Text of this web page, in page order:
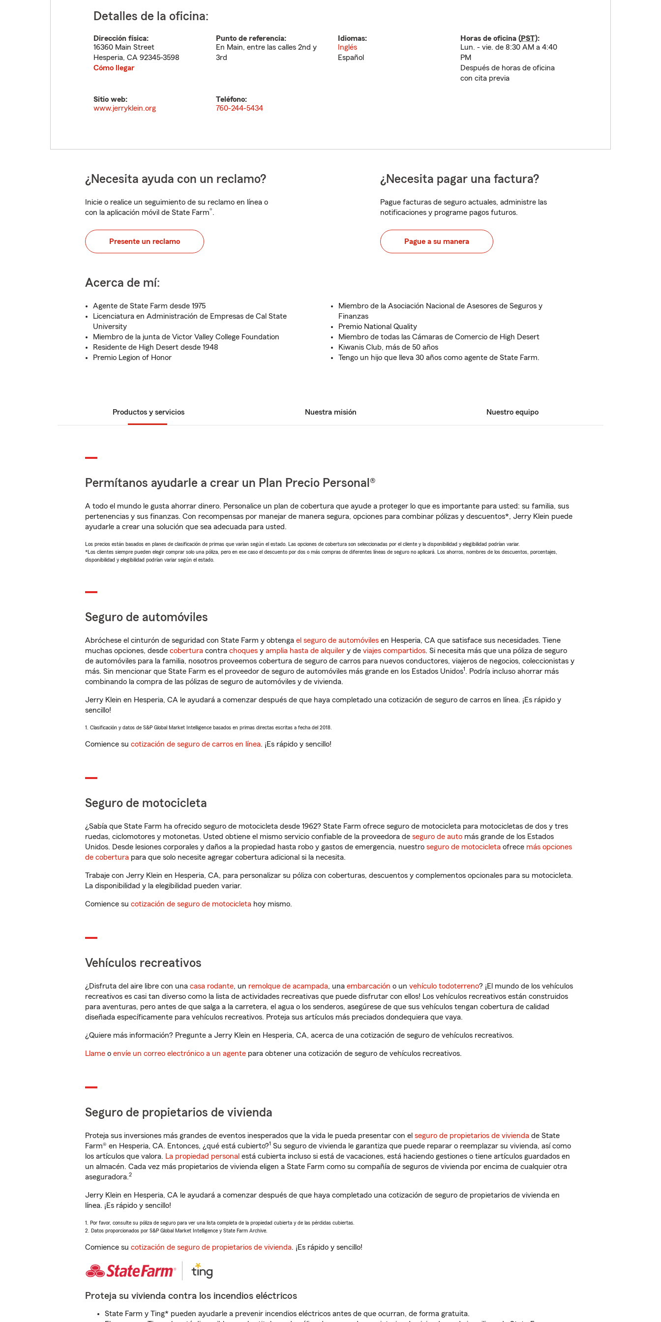
Detalles de la oficina:
Dirección física:
16360 Main Street
Hesperia, CA 92345-3598
Cómo llegar
Punto de referencia:
En Main, entre las calles 2nd y
3rd
Idiomas:
Inglés
Español
Horas de oficina (PST):
Lun. - vie. de 8:30 AM a 4:40
PM
Después de horas de oficina
con cita previa
Sitio web:
www.jerryklein.org
Teléfono:
760-244-5434
¿Necesita ayuda con un reclamo?
Inicie o realice un seguimiento de su reclamo en línea o
con la aplicación móvil de State Farm®.
Presente un reclamo
¿Necesita pagar una factura?
Pague facturas de seguro actuales, administre las
notificaciones y programe pagos futuros.
Pague a su manera
Acerca de mí:
Agente de State Farm desde 1975
Licenciatura en Administración de Empresas de Cal State
University
Miembro de la junta de Victor Valley College Foundation
Residente de High Desert desde 1948
Premio Legion of Honor
Miembro de la Asociación Nacional de Asesores de Seguros y
Finanzas
Premio National Quality
Miembro de todas las Cámaras de Comercio de High Desert
Kiwanis Club, más de 50 años
Tengo un hijo que lleva 30 años como agente de State Farm.
Productos y servicios Nuestra misión Nuestro equipo
Permítanos ayudarle a crear un Plan Precio Personal®
A todo el mundo le gusta ahorrar dinero. Personalice un plan de cobertura que ayude a proteger lo que es importante para usted: su familia, sus
pertenencias y sus finanzas. Con recompensas por manejar de manera segura, opciones para combinar pólizas y descuentos*, Jerry Klein puede
ayudarle a crear una solución que sea adecuada para usted.
Los precios están basados en planes de clasificación de primas que varían según el estado. Las opciones de cobertura son seleccionadas por el cliente y la disponibilidad y elegibilidad podrían variar.
*Los clientes siempre pueden elegir comprar solo una póliza, pero en ese caso el descuento por dos o más compras de diferentes líneas de seguro no aplicará. Los ahorros, nombres de los descuentos, porcentajes,
disponibilidad y elegibilidad podrían variar según el estado.
Seguro de automóviles
Abróchese el cinturón de seguridad con State Farm y obtenga el seguro de automóviles en Hesperia, CA que satisface sus necesidades. Tiene
muchas opciones, desde cobertura contra choques y amplia hasta de alquiler y de viajes compartidos. Si necesita más que una póliza de seguro
de automóviles para la familia, nosotros proveemos cobertura de seguro de carros para nuevos conductores, viajeros de negocios, coleccionistas y
más. Sin mencionar que State Farm es el proveedor de seguro de automóviles más grande en los Estados Unidos1. Podría incluso ahorrar más
combinando la compra de las pólizas de seguro de automóviles y de vivienda.
Jerry Klein en Hesperia, CA le ayudará a comenzar después de que haya completado una cotización de seguro de carros en línea. ¡Es rápido y
sencillo!
1. Clasificación y datos de S&P Global Market Intelligence basados en primas directas escritas a fecha del 2018.
Comience su cotización de seguro de carros en línea. ¡Es rápido y sencillo!
Seguro de motocicleta
¿Sabía que State Farm ha ofrecido seguro de motocicleta desde 1962? State Farm ofrece seguro de motocicleta para motocicletas de dos y tres
ruedas, ciclomotores y motonetas. Usted obtiene el mismo servicio confiable de la proveedora de seguro de auto más grande de los Estados
Unidos. Desde lesiones corporales y daños a la propiedad hasta robo y gastos de emergencia, nuestro seguro de motocicleta ofrece más opciones
de cobertura para que solo necesite agregar cobertura adicional si la necesita.
Trabaje con Jerry Klein en Hesperia, CA, para personalizar su póliza con coberturas, descuentos y complementos opcionales para su motocicleta.
La disponibilidad y la elegibilidad pueden variar.
Comience su cotización de seguro de motocicleta hoy mismo.
Vehículos recreativos
¿Disfruta del aire libre con una casa rodante, un remolque de acampada, una embarcación o un vehículo todoterreno? ¡El mundo de los vehículos
recreativos es casi tan diverso como la lista de actividades recreativas que puede disfrutar con ellos! Los vehículos recreativos están construidos
para aventuras, pero antes de que salga a la carretera, el agua o los senderos, asegúrese de que sus vehículos tengan cobertura de calidad
diseñada específicamente para vehículos recreativos. Proteja sus artículos más preciados dondequiera que vaya.
¿Quiere más información? Pregunte a Jerry Klein en Hesperia, CA, acerca de una cotización de seguro de vehículos recreativos.
Llame o envíe un correo electrónico a un agente para obtener una cotización de seguro de vehículos recreativos.
Seguro de propietarios de vivienda
Proteja sus inversiones más grandes de eventos inesperados que la vida le pueda presentar con el seguro de propietarios de vivienda de State
Farm® en Hesperia, CA. Entonces, ¿qué está cubierto?1 Su seguro de vivienda le garantiza que puede reparar o reemplazar su vivienda, así como
los artículos que valora. La propiedad personal está cubierta incluso si está de vacaciones, está haciendo gestiones o tiene artículos guardados en
un almacén. Cada vez más propietarios de vivienda eligen a State Farm como su compañía de seguros de vivienda por encima de cualquier otra
aseguradora.2
Jerry Klein en Hesperia, CA le ayudará a comenzar después de que haya completado una cotización de seguro de propietarios de vivienda en
línea. ¡Es rápido y sencillo!
1. Por favor, consulte su póliza de seguro para ver una lista completa de la propiedad cubierta y de las pérdidas cubiertas.
2. Datos proporcionados por S&P Global Market Intelligence y State Farm Archive.
Comience su cotización de seguro de propietarios de vivienda. ¡Es rápido y sencillo!
Proteja su vivienda contra los incendios eléctricos
State Farm y Ting* pueden ayudarle a prevenir incendios eléctricos antes de que ocurran, de forma gratuita.